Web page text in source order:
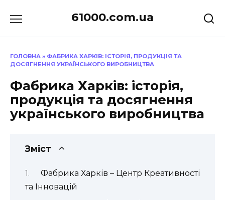
до
61000.com.ua
ГОЛОВНА » ФАБРИКА ХАРКІВ: ІСТОРІЯ, ПРОДУКЦІЯ ТА
ДОСЯГНЕННЯ УКРАЇНСЬКОГО ВИРОБНИЦТВА
Фабрика Харків: історія,
продукція та досягнення
українського виробництва
Зміст
Фабрика Харків – Центр Креативності
та Інновацій